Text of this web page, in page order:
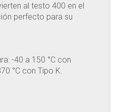
al testo 400 en el
perfecto para su
-40 a 150 °C con
°C con Tipo K.